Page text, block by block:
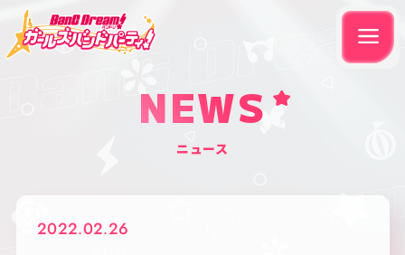
NEWS
ニュース
2022.02.26